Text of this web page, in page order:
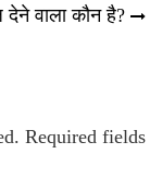
वाला कौन है?
Required fields